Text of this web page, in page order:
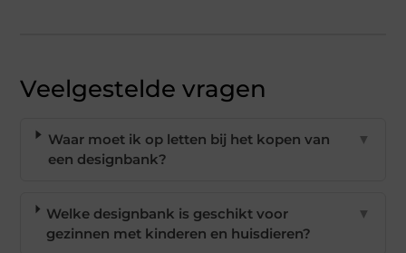
Veelgestelde vragen
Waar moet ik op letten bij het kopen van
een designbank?
▼
Welke designbank is geschikt voor
gezinnen met kinderen en huisdieren?
▼